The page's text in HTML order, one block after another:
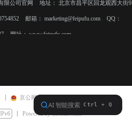
限公司官网 地址： 北京市昌平区回龙观西大街9
邮箱： marketing@feipufu.com QQ：
网址： www.feipufu.com
京公网安备11011402010520号
IPv6 Powered by CloudDream